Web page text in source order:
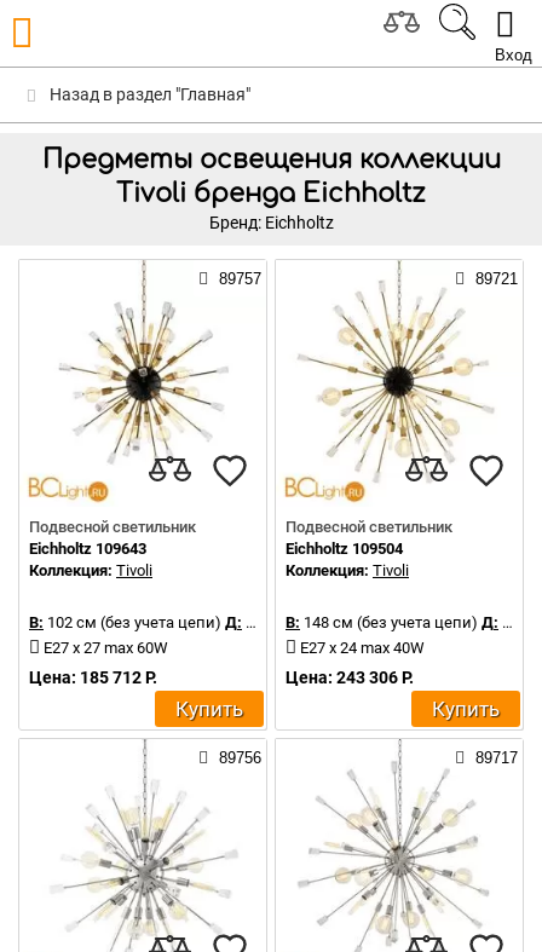
Вход
Назад в раздел "Главная"
Предметы освещения коллекции
Tivoli бренда Eichholtz
Бренд: Eichholtz
89757
Подвесной светильник
Eichholtz 109643
Коллекция: Tivoli
В: 102 см (без учета цепи) Д:
E27 x 27 max 60W
Цена: 185 712 Р.
Купить
89721
Подвесной светильник
Eichholtz 109504
Коллекция: Tivoli
В: 148 см (без учета цепи) Д:
E27 x 24 max 40W
Цена: 243 306 Р.
Купить
89756 89717